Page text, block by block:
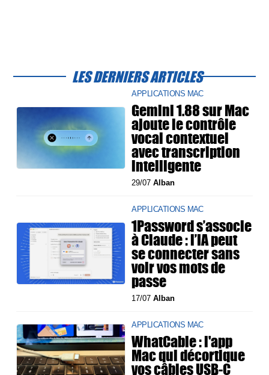
LES DERNIERS ARTICLES
APPLICATIONS MAC
Gemini 1.88 sur Mac
ajoute le contrôle
vocal contextuel
avec transcription
intelligente
29/07Alban
APPLICATIONS MAC
1Password s’associe
à Claude : l’IA peut
se connecter sans
voir vos mots de
passe
17/07Alban
APPLICATIONS MAC
WhatCable : l'app
Mac qui décortique
vos câbles USB-C